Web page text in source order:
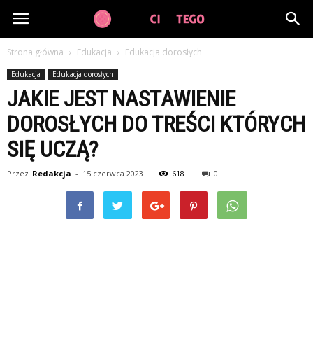
GuzikCiDoTego.pl
Strona główna Edukacja Edukacja dorosłych
Edukacja Edukacja dorosłych
JAKIE JEST NASTAWIENIE
DOROSŁYCH DO TREŚCI KTÓRYCH
SIĘ UCZĄ?
Przez Redakcja - 15 czerwca 2023 618 0